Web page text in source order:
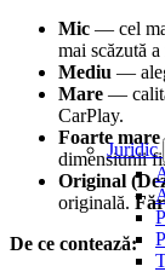
Juridic
Mic — cel
mai scăzută
Mediu —
Mare —
CarPlay.
Foarte mare
dimensiunii
Original
originală.
De ce contează: